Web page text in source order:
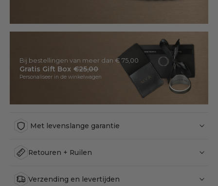
Bij bestellingen van meer dan € 75,00
Gratis Gift Box €25,00
Personaliseer in de winkelwagen
Met levenslange garantie
Retouren + Ruilen
Verzending en levertijden